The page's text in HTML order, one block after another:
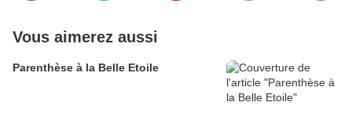
Vous aimerez aussi
Parenthèse à la Belle Etoile